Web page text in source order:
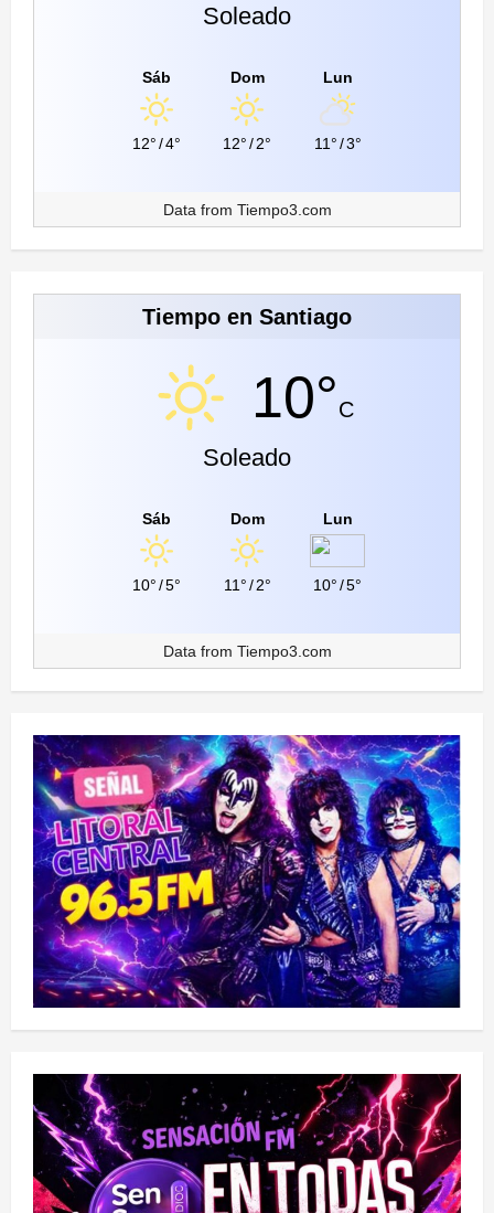
Soleado
Sáb
12°/4°
Dom
12°/2°
Lun
11°/3°
Data from Tiempo3.com
Tiempo en Santiago
10°C
Soleado
Sáb
10°/5°
Dom
11°/ 2°
Lun
10°/5°
Data from Tiempo3.com